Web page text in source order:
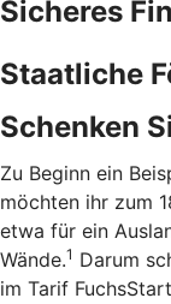
Sicheres
Staatliche
Schenken
Zu Beginn ein
möchten ihr zum
etwa für ein
Wände.1 Darum
im Tarif